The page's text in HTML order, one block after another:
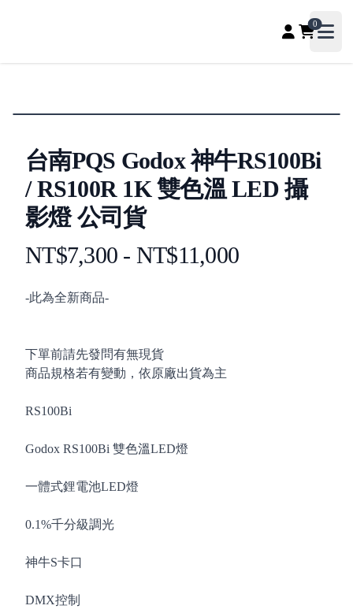
PQS自媒體器材專賣店、收音補光、直播聲卡配件專賣，影
0
台南PQS Godox 神牛RS100Bi
/ RS100R 1K 雙色溫 LED 攝
影燈 公司貨
Product information
NT$7,300 - NT$11,000
Description
-此為全新商品-
下單前請先發問有無現貨
商品規格若有變動，依原廠出貨為主
RS100Bi
Godox RS100Bi 雙色溫LED燈
一體式鋰電池LED燈
0.1%千分級調光
神牛S卡口
DMX控制